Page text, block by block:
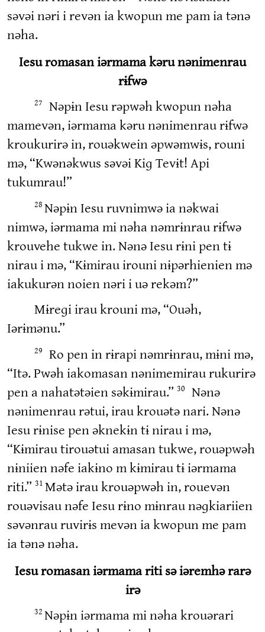
səvəi nəri i revən ia kwopun me pam ia tənə
nəha.
Iesu romasan iərmama kəru nənimenrau
rɨfwə
27
Nəpɨn Iesu rəpwəh kwopun nəha
mamevən, iərmama kəru nənimenrau rɨfwə
kroukurirə in, rouəkwein əpwəmwɨs, rouni
mə, “Kwənəkwus səvəi Kiɡ Tevɨt! Api
tukumrau!”
28 Nəpɨn Iesu ruvnimwə ia nəkwai
nimwə, iərmama mi nəha nəmrɨnrau rɨfwə
krouvehe tukwe in. Nənə Iesu rɨni pen tɨ
nirau i mə, “Kɨmirau irouni nɨpərhienien mə
iakukurən noien nəri i uə rekəm?”
Mɨreɡi irau krouni mə, “Ouəh,
Iərɨmənu.”
29
Ro pen in rɨrapi nəmrɨnrau, mɨni mə,
“Itə. Pwəh iakomasan nənimemirau rukurirə
pen a nahatətəien səkɨmirau.” 30
Nənə
nənimenrau rətui, irau krouətə nari. Nənə
Iesu rɨnise pen əknekɨn tɨ nirau i mə,
“Kɨmirau tirouətui amasan tukwe, rouəpwəh
nɨniien nəfe iakɨno m kɨmirau tɨ iərmama
riti.” 31 Mətə irau krouəpwəh in, rouevən
rouəvisau nəfe Iesu rɨno mɨnrau nəɡkiariien
səvənrau ruvirɨs mevən ia kwopun me pam
ia tənə nəha.
Iesu romasan iərmama riti sə iəremhə rarə
irə
32 Nəpɨn iərmama mi nəha krouərari